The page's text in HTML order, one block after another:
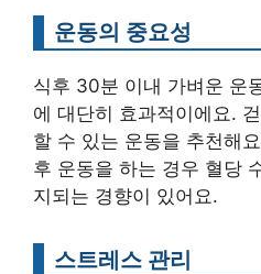
운동의 중요성
식후 30분 이내 가벼운 운
에 대단히 효과적이에요.
할 수 있는 운동을 추천해
후 운동을 하는 경우 혈당
지되는 경향이 있어요.
스트레스 관리